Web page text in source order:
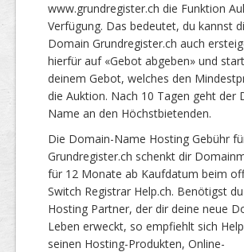
www.grundregister.ch die Funktion
Verfügung. Das bedeutet, du kannst
Domain Grundregister.ch auch
hierfür auf «Gebot abgeben» und
deinem Gebot, welches den
die Auktion. Nach 10 Tagen geht der
Name an den Höchstbietenden.
Die Domain-Name Hosting Gebühr
Grundregister.ch schenkt dir
für 12 Monate ab Kaufdatum beim
Switch Registrar Help.ch. Benötigst
Hosting Partner, der dir deine neue
Leben erweckt, so empfiehlt sich
seinen Hosting-Produkten, Online-